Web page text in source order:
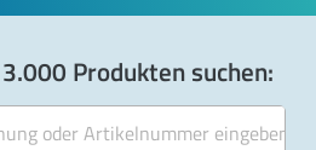
Produkten suchen: